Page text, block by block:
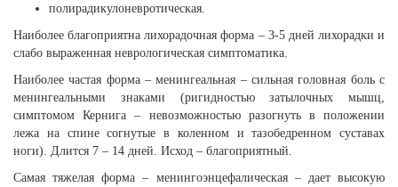
полирадикулоневротическая.
Наиболее благоприятна лихорадочная форма – 3-5 дней лихорадки и
слабо выраженная неврологическая симптоматика.
Наиболее частая форма – менингеальная – сильная головная боль с
менингеальными знаками (ригидностью затылочных мышц,
симптомом Кернига – невозможностью разогнуть в положении
лежа на спине согнутые в коленном и тазобедренном суставах
ноги). Длится 7 – 14 дней. Исход – благоприятный.
Самая тяжелая форма – менингоэнцефалическая – дает высокую